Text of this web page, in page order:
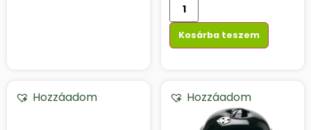
Kosárba teszem
Hozzáadom Hozzáadom